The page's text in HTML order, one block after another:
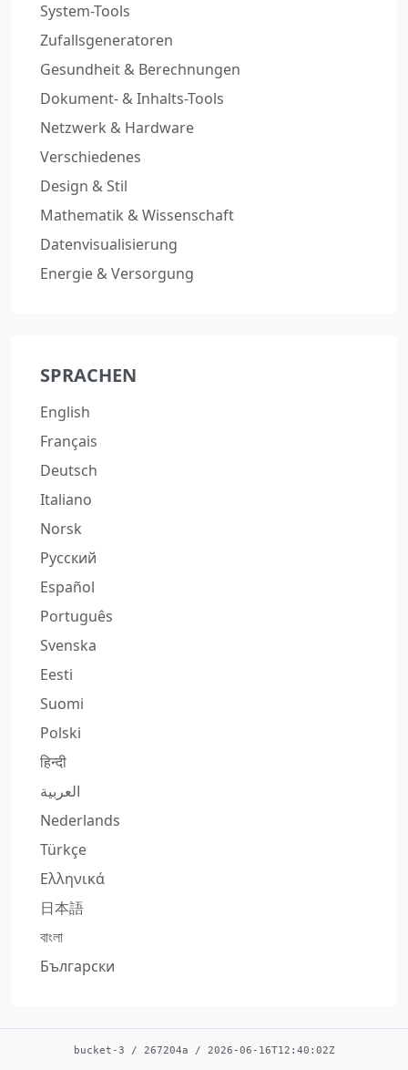
System-Tools
Zufallsgeneratoren
Gesundheit & Berechnungen
Dokument- & Inhalts-Tools
Netzwerk & Hardware
Verschiedenes
Design & Stil
Mathematik & Wissenschaft
Datenvisualisierung
Energie & Versorgung
SPRACHEN
English
Français
Deutsch
Italiano
Norsk
Русский
Español
Português
Svenska
Eesti
Suomi
Polski
हिन्दी
العربية
Nederlands
Türkçe
Ελληνικά
日本語
বাংলা
Български
bucket-3 / 267204a / 2026-06-16T12:40:02Z